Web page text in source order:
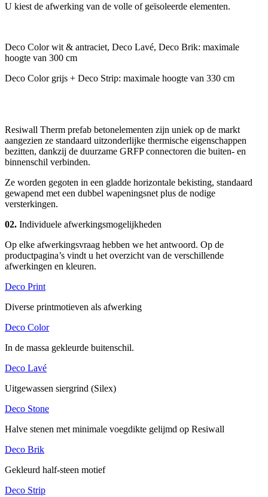
U kiest de afwerking van de volle of geïsoleerde elementen.
Deco Color wit & antraciet, Deco Lavé, Deco Brik: maximale
hoogte van 300 cm
Deco Color grijs + Deco Strip: maximale hoogte van 330 cm
Resiwall Therm prefab betonelementen zijn uniek op de markt
aangezien ze standaard uitzonderlijke thermische eigenschappen
bezitten, dankzij de duurzame GRFP connectoren die buiten- en
binnenschil verbinden.
Ze worden gegoten in een gladde horizontale bekisting, standaard
gewapend met een dubbel wapeningsnet plus de nodige
versterkingen.
02. Individuele afwerkingsmogelijkheden
Op elke afwerkingsvraag hebben we het antwoord. Op de
productpagina’s vindt u het overzicht van de verschillende
afwerkingen en kleuren.
Deco Print
Diverse printmotieven als afwerking
Deco Color
In de massa gekleurde buitenschil.
Deco Lavé
Uitgewassen siergrind (Silex)
Deco Stone
Halve stenen met minimale voegdikte gelijmd op Resiwall
Deco Brik
Gekleurd half-steen motief
Deco Strip